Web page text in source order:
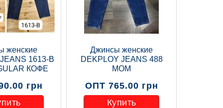
женские
1613-B
КОФЕ
грн
Джинсы женские
DEKPLOY JEANS 488
MOM
ОПТ 765.00 грн
Купить